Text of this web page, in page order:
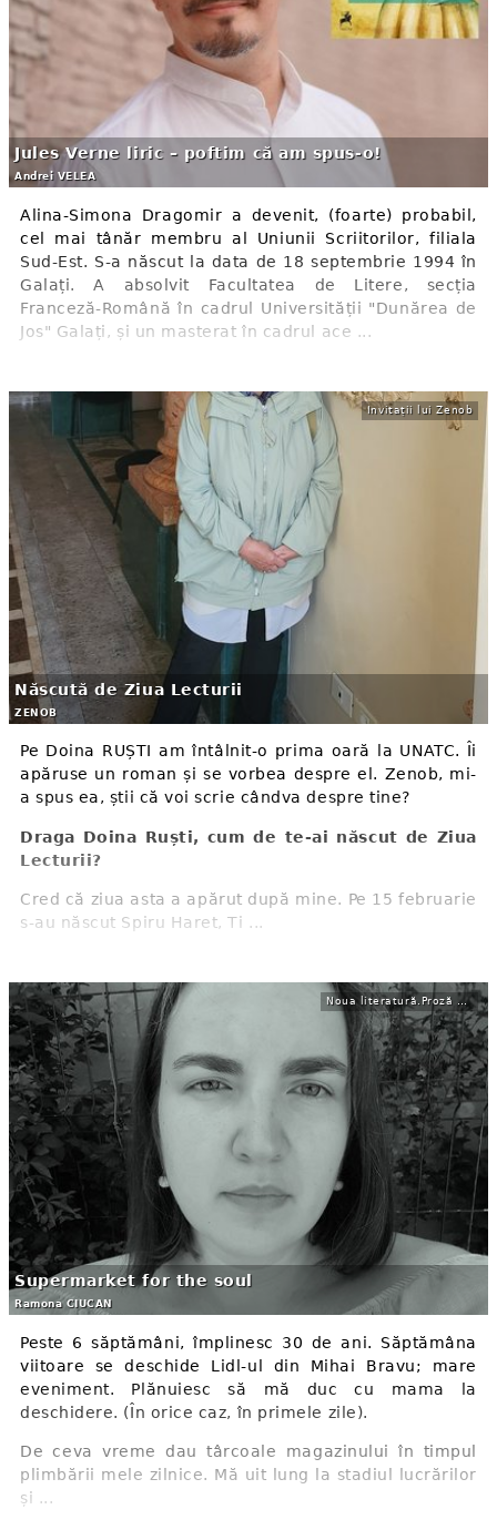
Jules Verne liric – poftim că am spus-o!
Andrei VELEA
Alina-Simona Dragomir a devenit, (foarte) probabil,
cel mai tânăr membru al Uniunii Scriitorilor, filiala
Sud-Est. S-a născut la data de 18 septembrie 1994 în
Galați. A absolvit Facultatea de Litere, secția
Franceză-Română în cadrul Universității "Dunărea de
Jos" Galați, și un masterat în cadrul ace ...
Invitații lui Zenob
Născută de Ziua Lecturii
ZENOB
Pe Doina RUȘTI am întâlnit-o prima oară la UNATC. Îi
apăruse un roman și se vorbea despre el. Zenob, mi-
a spus ea, știi că voi scrie cândva despre tine?
Draga Doina Ruști, cum de te-ai născut de Ziua
Lecturii?
Cred că ziua asta a apărut după mine. Pe 15 februarie
s-au născut Spiru Haret, Ti ...
Noua literatură.Proză experimentală
Supermarket for the soul
Ramona CIUCAN
Peste 6 săptămâni, împlinesc 30 de ani. Săptămâna
viitoare se deschide Lidl-ul din Mihai Bravu; mare
eveniment. Plănuiesc să mă duc cu mama la
deschidere. (În orice caz, în primele zile).
De ceva vreme dau târcoale magazinului în timpul
plimbării mele zilnice. Mă uit lung la stadiul lucrărilor
și ...